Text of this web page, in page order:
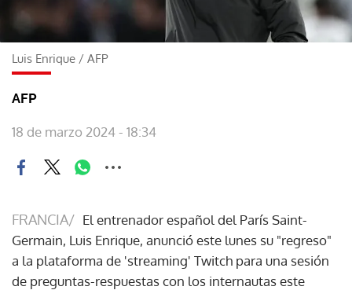
Luis Enrique / AFP
AFP
18 de marzo 2024 - 18:34
FRANCIA/ El entrenador español del París Saint-
Germain, Luis Enrique, anunció este lunes su "regreso"
a la plataforma de 'streaming' Twitch para una sesión
de preguntas-respuestas con los internautas este